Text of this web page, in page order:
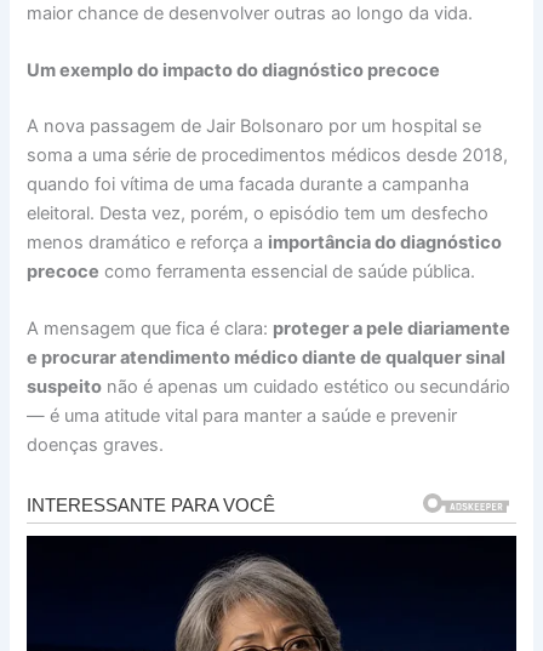
maior chance de desenvolver outras ao longo da vida.
Um exemplo do impacto do diagnóstico precoce
A nova passagem de Jair Bolsonaro por um hospital se
soma a uma série de procedimentos médicos desde 2018,
quando foi vítima de uma facada durante a campanha
eleitoral. Desta vez, porém, o episódio tem um desfecho
menos dramático e reforça a importância do diagnóstico
precoce como ferramenta essencial de saúde pública.
A mensagem que fica é clara: proteger a pele diariamente
e procurar atendimento médico diante de qualquer sinal
suspeito não é apenas um cuidado estético ou secundário
— é uma atitude vital para manter a saúde e prevenir
doenças graves.